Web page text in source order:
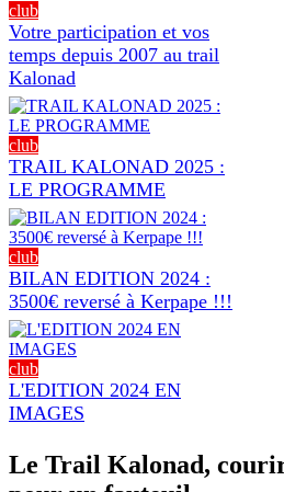
club
Votre participation et vos
temps depuis 2007 au trail
Kalonad
club
TRAIL KALONAD 2025 :
LE PROGRAMME
club
BILAN EDITION 2024 :
3500€ reversé à Kerpape !!!
club
L'EDITION 2024 EN
IMAGES
Le Trail Kalonad,